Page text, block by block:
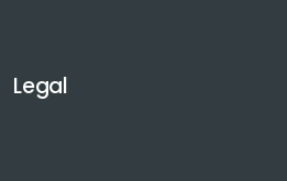
Legal